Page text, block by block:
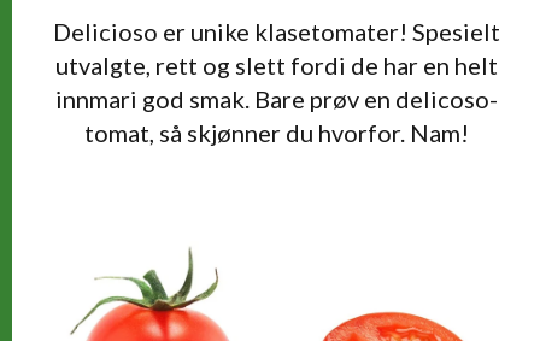
Delicioso er unike klasetomater! Spesielt
utvalgte, rett og slett fordi de har en helt
innmari god smak. Bare prøv en delicoso-
tomat, så skjønner du hvorfor. Nam!